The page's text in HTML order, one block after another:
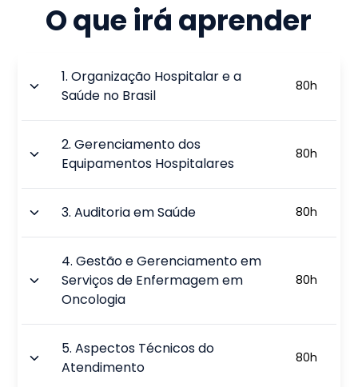
O que irá aprender
1.Organização Hospitalar e a
Saúde no Brasil
80h
2.Gerenciamento dos
Equipamentos Hospitalares
80h
3.Auditoria em Saúde 80h
4.Gestão e Gerenciamento em
Serviços de Enfermagem em
Oncologia
80h
5.Aspectos Técnicos do
Atendimento
80h